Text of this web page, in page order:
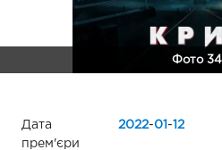
Фото
Дата
прем'єри
2022-01 -12